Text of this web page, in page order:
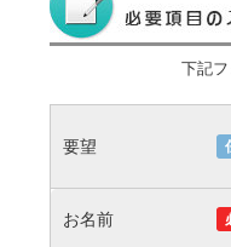
下記
要望
お名前